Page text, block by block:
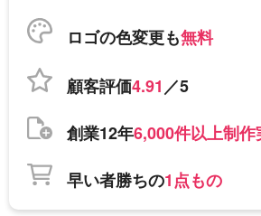
ロゴの色変更も無料
顧客評価4.91／5
創業12年6,000件以上制作
早い者勝ちの1点もの